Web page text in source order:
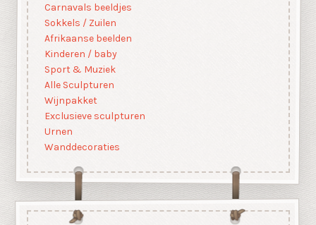
Carnavals beeldjes
Sokkels / Zuilen
Afrikaanse beelden
Kinderen / baby
Sport & Muziek
Alle Sculpturen
Wijnpakket
Exclusieve sculpturen
Urnen
Wanddecoraties